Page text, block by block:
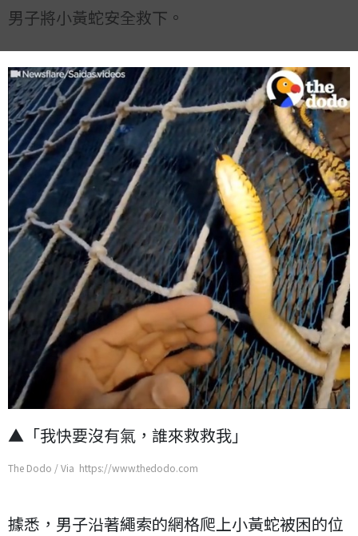
男子將小黃蛇安全救下。
▲「我快要沒有氣，誰來救救我」
The Dodo / Via https://www.thedodo.com
據悉，男子沿著繩索的網格爬上小黃蛇被困的位